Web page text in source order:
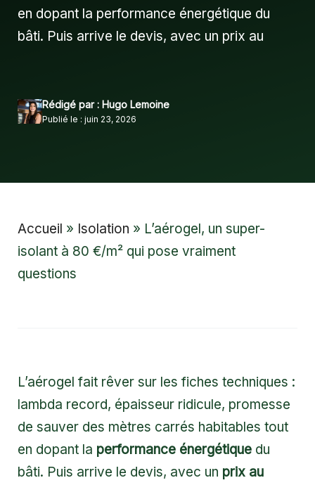
en dopant la performance énergétique du
bâti. Puis arrive le devis, avec un prix au
Rédigé par : Hugo Lemoine
Publié le : juin 23, 2026
Accueil » Isolation » L’aérogel, un super-
isolant à 80 €/m² qui pose vraiment
questions
L’aérogel fait rêver sur les fiches techniques :
lambda record, épaisseur ridicule, promesse
de sauver des mètres carrés habitables tout
en dopant la performance énergétique du
bâti. Puis arrive le devis, avec un prix au